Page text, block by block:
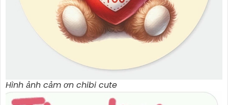
Hình ảnh cảm ơn chibi cute